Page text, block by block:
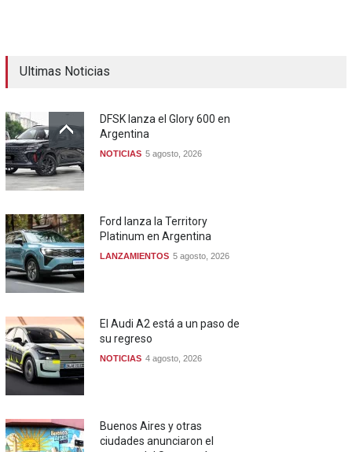
Ultimas Noticias
DFSK lanza el Glory 600 en
Argentina
NOTICIAS 5 agosto, 2026
Ford lanza la Territory
Platinum en Argentina
LANZAMIENTOS 5 agosto, 2026
El Audi A2 está a un paso de
su regreso
NOTICIAS 4 agosto, 2026
Buenos Aires y otras
ciudades anunciaron el